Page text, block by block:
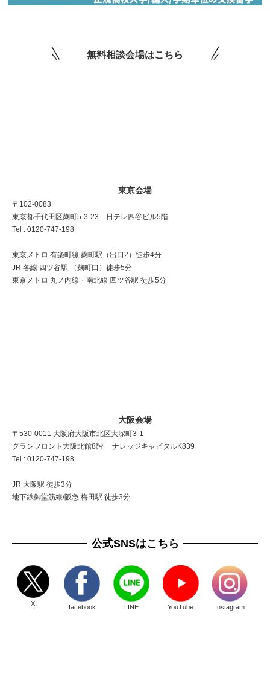
無料相談会場はこちら
東京会場
〒102-0083
東京都千代田区麹町5-3-23 日テレ四谷ビル5階
Tel : 0120-747-198
東京メトロ 有楽町線 麹町駅（出口2）徒歩4分
JR 各線 四ツ谷駅 （麹町口）徒歩5分
東京メトロ 丸ノ内線・南北線 四ツ谷駅 徒歩5分
大阪会場
〒530-0011 大阪府大阪市北区大深町3-1
グランフロント大阪北館8階 ナレッジキャピタルK839
Tel : 0120-747-198
JR 大阪駅 徒歩3分
地下鉄御堂筋線/阪急 梅田駅 徒歩3分
公式SNSはこちら
X facebook LINE YouTube Instagram